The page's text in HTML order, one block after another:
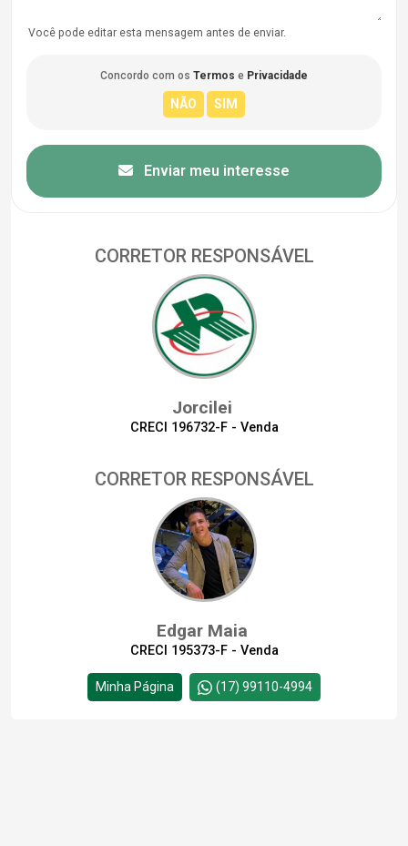
Você pode editar esta mensagem antes de enviar.
Concordo com os Termos e Privacidade
Enviar meu interesse
CORRETOR RESPONSÁVEL
Jorcilei
CRECI 196732-F - Venda
CORRETOR RESPONSÁVEL
Edgar Maia
CRECI 195373-F - Venda
Minha Página (17) 99110-4994